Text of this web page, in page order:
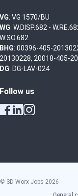
VG: VG 1570/BU
WG: W.DISP.682 -
W.SO.682
BHG: 00396-405-
20130228, 20018-405-
DG: DG-LAV-024
Follow us
© SD Worx Jobs 2026